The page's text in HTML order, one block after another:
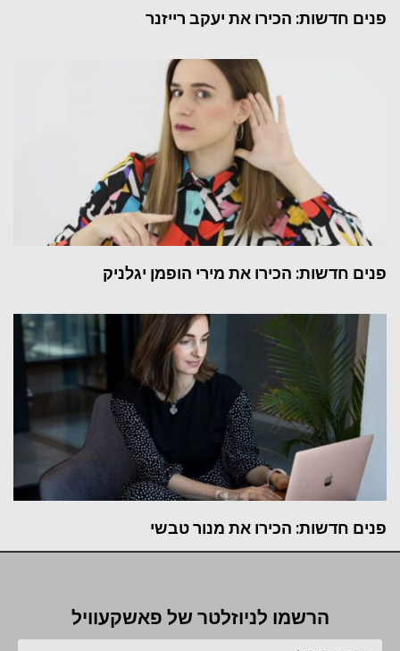
פנים חדשות: הכירו את יעקב רייזנר
פנים חדשות: הכירו את מירי הופמן יגלניק
פנים חדשות: הכירו את מנור טבשי
הרשמו לניוזלטר של פאשקעוויל